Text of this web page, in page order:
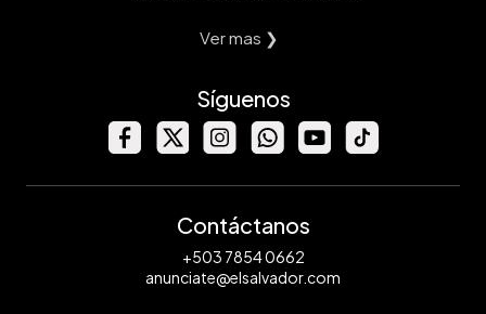
Ver mas ❯
Síguenos
Contáctanos
+503 7854 0662
anunciate@elsalvador.com